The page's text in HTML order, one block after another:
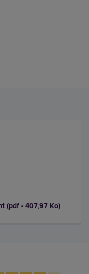
(pdf - 407,97 Ko)